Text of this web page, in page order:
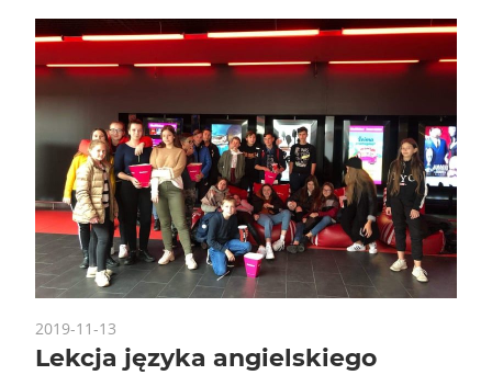
2019-11-13
Lekcja języka angielskiego